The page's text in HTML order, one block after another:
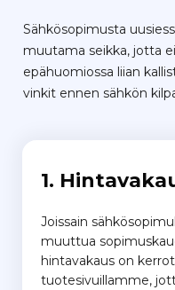
Sähkösopimusta
muutama seikka, jotta
epähuomiossa liian
vinkit ennen sähkön
1.
Joissain
muuttua
hintavakaus on
tuotesivuillamme,